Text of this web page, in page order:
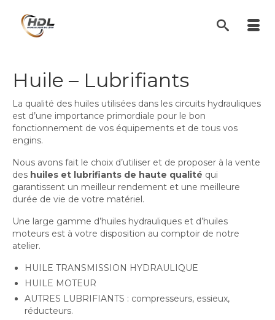
Huile – Lubrifiants
La qualité des huiles utilisées dans les circuits hydrauliques
est d’une importance primordiale pour le bon
fonctionnement de vos équipements et de tous vos
engins.
Nous avons fait le choix d’utiliser et de proposer à la vente
des huiles et lubrifiants de haute qualité qui
garantissent un meilleur rendement et une meilleure
durée de vie de votre matériel.
Une large gamme d’huiles hydrauliques et d’huiles
moteurs est à votre disposition au comptoir de notre
atelier.
HUILE TRANSMISSION HYDRAULIQUE
HUILE MOTEUR
AUTRES LUBRIFIANTS : compresseurs, essieux,
réducteurs.